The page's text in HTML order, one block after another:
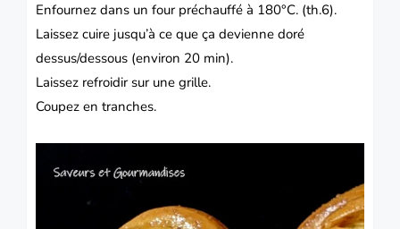
Enfournez dans un four préchauffé à 180°C. (th.6).
Laissez cuire jusqu’à ce que ça devienne doré
dessus/dessous (environ 20 min).
Laissez refroidir sur une grille.
Coupez en tranches.